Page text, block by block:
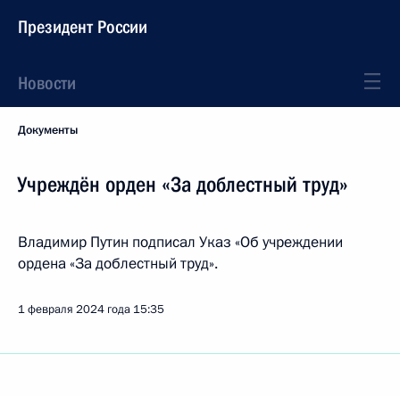
Президент России
Новости
Документы
Учреждён орден «За доблестный труд»
Владимир Путин подписал Указ «Об учреждении
ордена «За доблестный труд».
1 февраля 2024 года 15:35